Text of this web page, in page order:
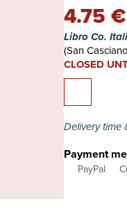
4.75 €
Libro Co.
(San
CLOSED
Delivery time
Payment
PayPal